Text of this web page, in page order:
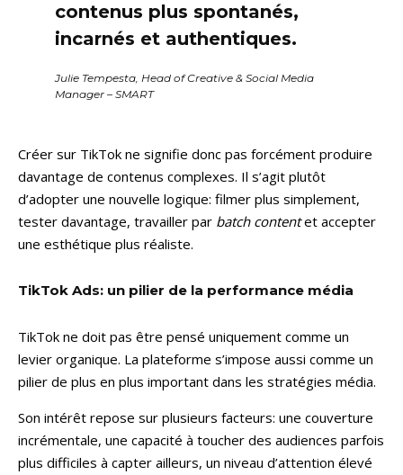
contenus plus spontanés,
incarnés et authentiques.
Julie Tempesta, Head of Creative & Social Media
Manager – SMART
Créer sur TikTok ne signifie donc pas forcément produire
davantage de contenus complexes. Il s’agit plutôt
d’adopter une nouvelle logique: filmer plus simplement,
tester davantage, travailler par batch contentet accepter
une esthétique plus réaliste.
TikTok Ads: un pilier de la performance média
TikTok ne doit pas être pensé uniquement comme un
levier organique. La plateforme s’impose aussi comme un
pilier de plus en plus important dans les stratégies média.
Son intérêt repose sur plusieurs facteurs: une couverture
incrémentale, une capacité à toucher des audiences parfois
plus difficiles à capter ailleurs, un niveau d’attention élevé